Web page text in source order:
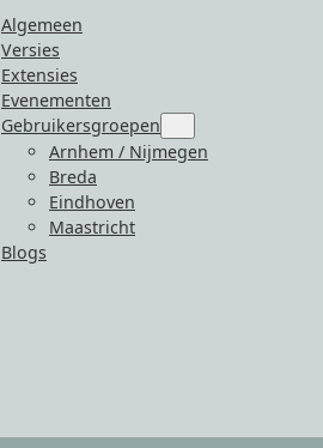
Algemeen
Versies
Extensies
Evenementen
Gebruikersgroepen
for
Arnhem / Nijmegen
Breda
Eindhoven
Maastricht
Blogs